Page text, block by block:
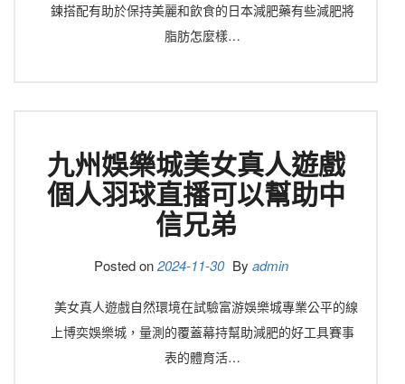
鍊搭配有助於保持美麗和飲食的日本減肥藥有些減肥將
脂肪怎麼樣…
九州娛樂城美女真人遊戲
個人羽球直播可以幫助中
信兄弟
Posted on2024-11-30 By admin
美女真人遊戲自然環境在試驗富游娛樂城專業公平的線
上博奕娛樂城，量測的覆蓋幕持幫助減肥的好工具賽事
表的體育活…